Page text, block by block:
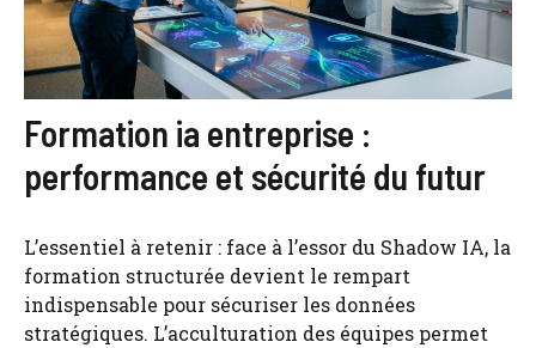
Formation ia entreprise :
performance et sécurité du futur
L’essentiel à retenir : face à l’essor du Shadow IA, la
formation structurée devient le rempart
indispensable pour sécuriser les données
stratégiques. L’acculturation des équipes permet